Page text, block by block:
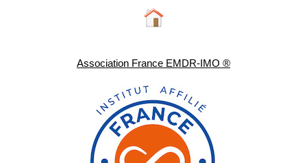
Association France EMDR-IMO ®